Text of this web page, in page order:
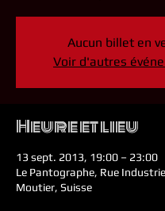
Aucun billet en
Voir d'autres
Heure et lieu
13 sept. 2013, 19:00 – 23:00
Le Pantographe, Rue
Moutier, Suisse